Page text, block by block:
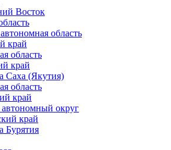
Восток
область
край
область
край
Саха (Якутия)
область
край
округ
край
Бурятия